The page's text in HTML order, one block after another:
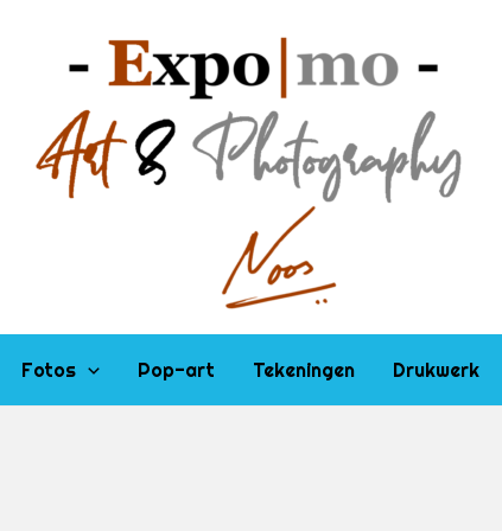
Fotos Pop-art Tekeningen Drukwerk